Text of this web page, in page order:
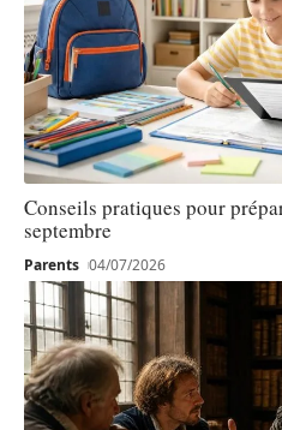
Conseils pratiques pour
septembre
Parents 04/07/2026